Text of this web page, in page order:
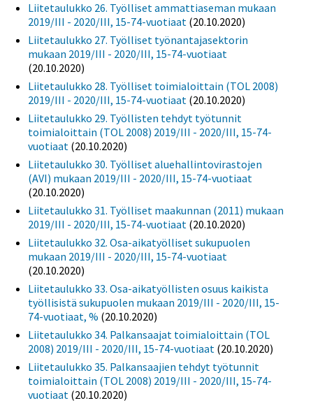
Liitetaulukko 26. Työlliset ammattiaseman mukaan
2019/III - 2020/III, 15-74-vuotiaat (20.10.2020)
Liitetaulukko 27. Työlliset työnantajasektorin
mukaan 2019/III - 2020/III, 15-74-vuotiaat
(20.10.2020)
Liitetaulukko 28. Työlliset toimialoittain (TOL 2008)
2019/III - 2020/III, 15-74-vuotiaat (20.10.2020)
Liitetaulukko 29. Työllisten tehdyt työtunnit
toimialoittain (TOL 2008) 2019/III - 2020/III, 15-74-
vuotiaat (20.10.2020)
Liitetaulukko 30. Työlliset aluehallintovirastojen
(AVI) mukaan 2019/III - 2020/III, 15-74-vuotiaat
(20.10.2020)
Liitetaulukko 31. Työlliset maakunnan (2011) mukaan
2019/III - 2020/III, 15-74-vuotiaat (20.10.2020)
Liitetaulukko 32. Osa-aikatyölliset sukupuolen
mukaan 2019/III - 2020/III, 15-74-vuotiaat
(20.10.2020)
Liitetaulukko 33. Osa-aikatyöllisten osuus kaikista
työllisistä sukupuolen mukaan 2019/III - 2020/III, 15-
74-vuotiaat, % (20.10.2020)
Liitetaulukko 34. Palkansaajat toimialoittain (TOL
2008) 2019/III - 2020/III, 15-74-vuotiaat (20.10.2020)
Liitetaulukko 35. Palkansaajien tehdyt työtunnit
toimialoittain (TOL 2008) 2019/III - 2020/III, 15-74-
vuotiaat (20.10.2020)